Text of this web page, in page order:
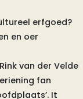
erfgoed?
en oer
van der Velde
fan
It